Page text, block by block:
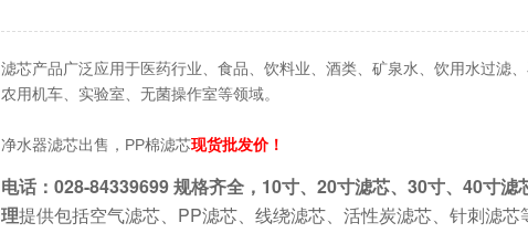
滤芯产品广泛应用于医药行业、食品、饮料业、酒类、矿泉水、饮用水过滤
农用机车、实验室、无菌操作室等领域。
净水器滤芯出售，PP棉滤芯现货批发价！
电话：028-84339699 规格齐全，10寸、20寸滤芯、30寸、40寸滤
理提供包括空气滤芯、PP滤芯、线绕滤芯、活性炭滤芯、针刺滤芯